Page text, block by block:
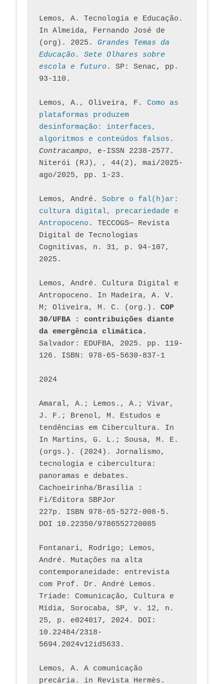
Lemos, A. Tecnologia e Educação.
In Almeida, Fernando José de
(org). 2025. Grandes Temas da
Educação. Sete Olhares sobre
escola e futuro. SP: Senac, pp.
93-110.
Lemos, A., Oliveira, F. Como as
plataformas produzem
desinformação: interfaces,
algoritmos e conteúdos falsos
Contracampo, e-ISSN 2238-2577.
Niterói (RJ), , 44(2), mai/2025-
ago/2025, pp. 1-23.
Lemos, André. Sobre o fal(h)ar:
cultura digital, precariedade e
Antropoceno . TECCOGS— Revista
Digital de Tecnologias
Cognitivas, n. 31, p. 94-107,
2025.
Lemos, André. Cultura Digital e
Antropoceno. In Madeira, A. V.
M; Oliveira, M. C. (org.). COP
30/UFBA : contribuições diante
da emergência climática.
Salvador: EDUFBA, 2025. pp. 119-
126. ISBN: 978-65-5630-837-1
2024
Amaral, A.; Lemos., A.; Vivar,
J. F.; Brenol, M. Estudos e
tendências em Cibercultura. In
In Martins, G. L.; Sousa, M. E.
(orgs.). (2024). Jornalismo,
tecnologia e cibercultura:
panoramas e debates.
Cachoeirinha/Brasília :
Fi/Editora SBPJor
227p. ISBN 978-65-5272-008-5.
DOI 10.22350/9786552720085
Fontanari, Rodrigo; Lemos,
André. Mutações na alta
contemporaneidade: entrevista
com Prof. Dr. André Lemos.
Tríade: Comunicação, Cultura e
Mídia, Sorocaba, SP, v. 12, n.
25, p. e024017, 2024. DOI:
10.22484/2318-
5694.2024v12id5633.
Lemos, A. A comunicação
precária. in Revista Hermès.